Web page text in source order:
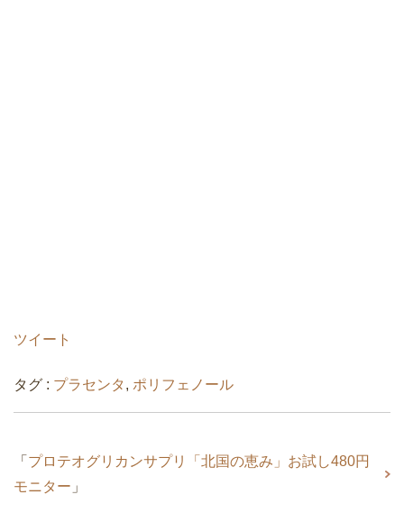
ツイート
タグ : プラセンタ , ポリフェノール
「 プロテオグリカンサプリ「北国の恵み」お試し480円
モニター 」